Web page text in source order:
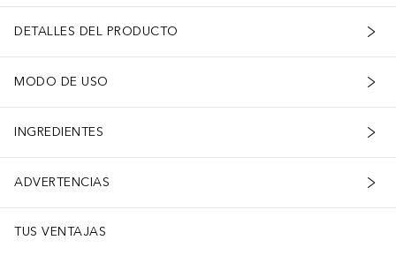
DETALLES DEL PRODUCTO
MODO DE USO
INGREDIENTES
ADVERTENCIAS
TUS VENTAJAS